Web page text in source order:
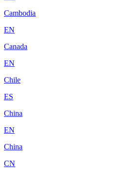
Cambodia
EN
Canada
EN
Chile
ES
China
EN
China
CN